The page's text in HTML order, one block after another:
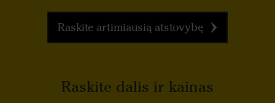
Raskite artimiausią atstovybę
Raskite dalis ir kainas